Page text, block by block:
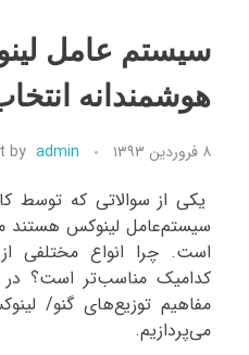
سیستم عامل
هوشمندانه
۸ فروردین ۱۳۹۳ by admin
یکی از سوالاتی که توسط
سیستم‌عامل لینوکس هستند
است. چرا انواع مختلفی
کدامیک مناسب‌تر است؟
مفاهیم توزیع‌های گنو/
می‌پردازیم.